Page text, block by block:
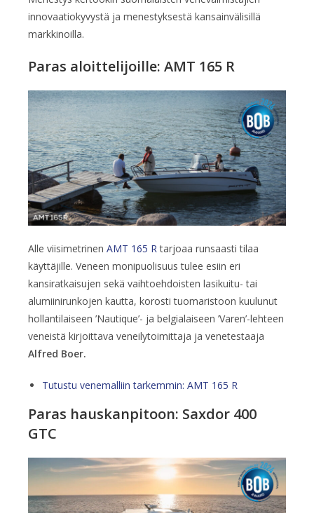
innovaatiokyvystä ja menestyksestä kansainvälisillä
markkinoilla.
Paras aloittelijoille: AMT 165 R
Alle viisimetrinen AMT 165 R tarjoaa runsaasti tilaa
käyttäjille. Veneen monipuolisuus tulee esiin eri
kansiratkaisujen sekä vaihtoehdoisten lasikuitu- tai
alumiinirunkojen kautta, korosti tuomaristoon kuulunut
hollantilaiseen ’Nautique’- ja belgialaiseen ’Varen’-lehteen
veneistä kirjoittava veneilytoimittaja ja venetestaaja
Alfred Boer.
Tutustu venemalliin tarkemmin: AMT 165 R
Paras hauskanpitoon: Saxdor 400
GTC